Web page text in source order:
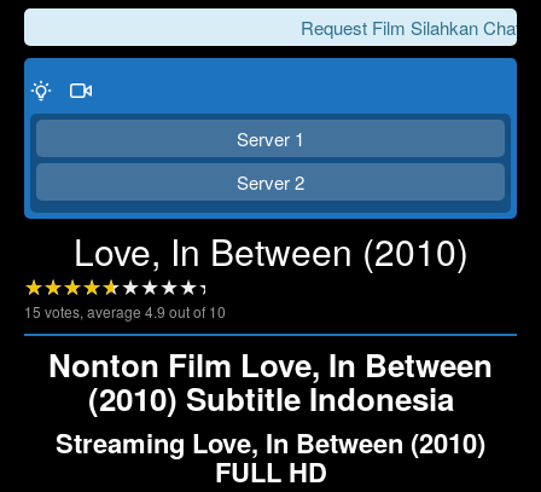
Request Film Silahkan Chat
Server 1
Server 2
Love, In Between (2010)
15 votes, average 4.9 out of 10
Nonton Film Love, In Between
(2010) Subtitle Indonesia
Streaming Love, In Between (2010)
FULL HD